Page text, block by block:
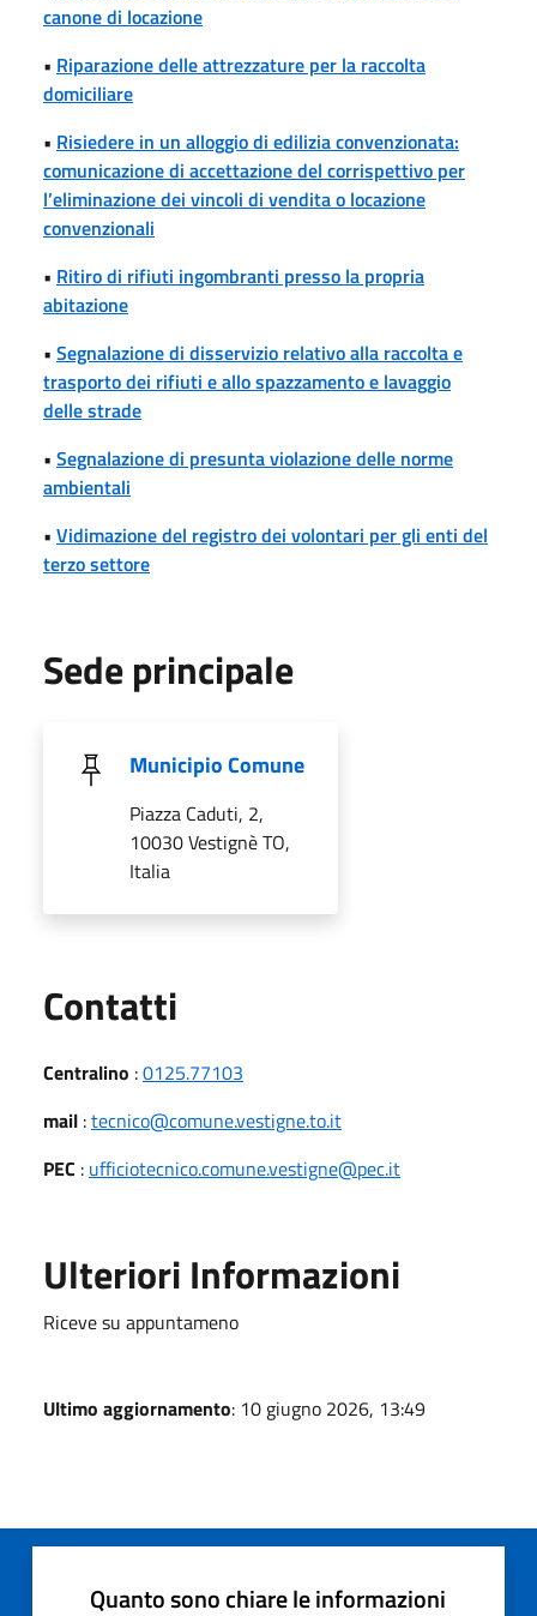
canone di locazione
• Riparazione delle attrezzature per la raccolta
domiciliare
• Risiedere in un alloggio di edilizia convenzionata:
comunicazione di accettazione del corrispettivo per
l’eliminazione dei vincoli di vendita o locazione
convenzionali
• Ritiro di rifiuti ingombranti presso la propria
abitazione
• Segnalazione di disservizio relativo alla raccolta e
trasporto dei rifiuti e allo spazzamento e lavaggio
delle strade
• Segnalazione di presunta violazione delle norme
ambientali
• Vidimazione del registro dei volontari per gli enti del
terzo settore
Sede principale
Municipio Comune
Piazza Caduti, 2,
10030 Vestignè TO,
Italia
Contatti
Centralino :0125.77103
mail :tecnico@comune.vestigne.to.it
PEC : ufficiotecnico.comune.vestigne@pec.it
Ulteriori Informazioni
Riceve su appuntameno
Ultimo aggiornamento: 10 giugno 2026, 13:49
Quanto sono chiare le informazioni